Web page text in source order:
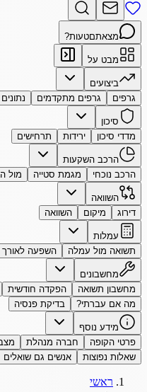
מצאתםטעות?
מבט על
ביצועים
גרפים
גרפים מתקדמים
סיכון
מדדי סיכון
ירידות תרחישים
הרכב השקעות
הרכב נוכחי
מגמת סטייה מול
השוואה
דירוג
מיקום השוואה
עמלות
תשואה מול עמלה
השפעה לאורך
מחשבונים
מחשבון תשואה
הפקדה חודשית
מה אם עברתי?
בדיקת פנסיה
מידע נוסף
פרטי הקופה
חברה מנהלת
שאלות נפוצות
אנשים גם שואלים
ראשי